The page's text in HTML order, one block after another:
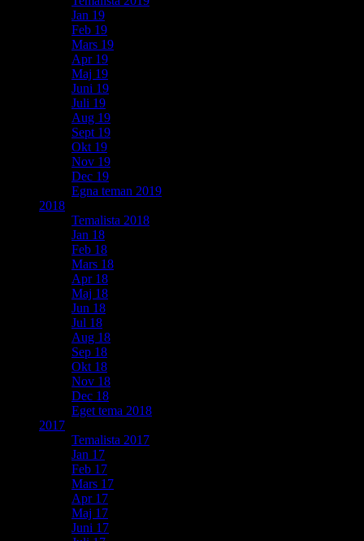
Jan 19
Feb 19
Mars 19
Apr 19
Maj 19
Juni 19
Juli 19
Aug 19
Sept 19
Okt 19
Nov 19
Dec 19
Egna teman 2019
2018
Temalista 2018
Jan 18
Feb 18
Mars 18
Apr 18
Maj 18
Jun 18
Jul 18
Aug 18
Sep 18
Okt 18
Nov 18
Dec 18
Eget tema 2018
2017
Temalista 2017
Jan 17
Feb 17
Mars 17
Apr 17
Maj 17
Juni 17